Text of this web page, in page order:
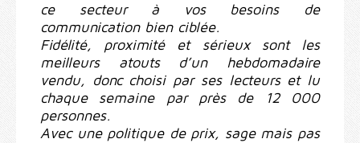
ce secteur à vos besoins de
communication bien ciblée.
Fidélité, proximité et sérieux sont les
meilleurs atouts d’un hebdomadaire
vendu, donc choisi par ses lecteurs et lu
chaque semaine par près de 12 000
personnes.
Avec une politique de prix, sage mais pas